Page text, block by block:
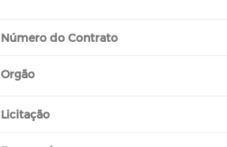
Número do Contrato
Orgão
Licitação